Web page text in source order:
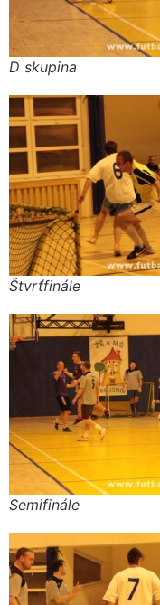
D skupina
Štvrťfinále
Semifinále